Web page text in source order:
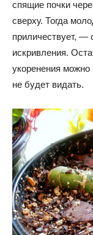
спящие почки
сверху. Тогда
приличествует, —
искривления.
укоренения
не будет видать.